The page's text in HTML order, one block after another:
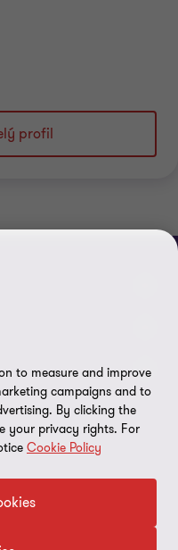
profil
to measure and improve
campaigns and to
By clicking the
your privacy rights. For
Cookie Policy